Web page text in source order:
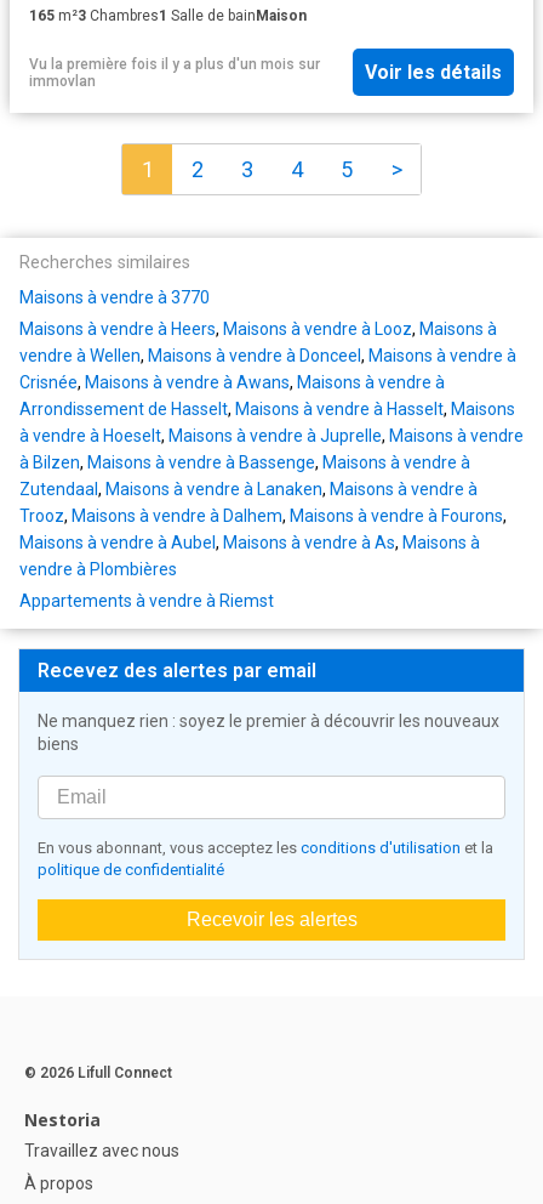
165 m²3 Chambres1 Salle de bainMaison
Vu la première fois il y a plus d'un mois sur
immovlan
Voir les détails
1 2 3 4 5 >
Recherches similaires
Maisons à vendre à 3770
Maisons à vendre à Heers, Maisons à vendre à Looz, Maisons à
vendre à Wellen, Maisons à vendre à Donceel , Maisons à vendre à
Crisnée, Maisons à vendre à Awans, Maisons à vendre à
Arrondissement de Hasselt, Maisons à vendre à Hasselt, Maisons
à vendre à Hoeselt, Maisons à vendre à Juprelle, Maisons à vendre
à Bilzen, Maisons à vendre à Bassenge, Maisons à vendre à
Zutendaal, Maisons à vendre à Lanaken, Maisons à vendre à
Trooz, Maisons à vendre à Dalhem, Maisons à vendre à Fourons,
Maisons à vendre à Aubel , Maisons à vendre à As, Maisons à
vendre à Plombières
Appartements à vendre à Riemst
Recevez des alertes par email
Ne manquez rien : soyez le premier à découvrir les nouveaux
biens
En vous abonnant, vous acceptez les conditions d'utilisation et la
politique de confidentialité
Recevoir les alertes
© 2026 Lifull Connect
Nestoria
Travaillez avec nous
À propos